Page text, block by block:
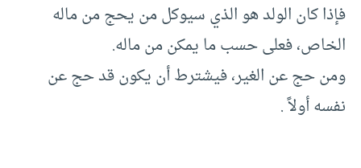
فإذا كان الولد هو الذي سيوكل من يحج من ماله
الخاص، فعلى حسب ما يمكن من ماله.
ومن حج عن الغير، فيشترط أن يكون قد حج عن
نفسه أولاً .